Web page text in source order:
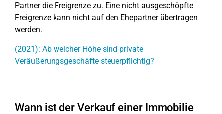
Partner die Freigrenze zu. Eine nicht ausgeschöpfte
Freigrenze kann nicht auf den Ehepartner übertragen
werden.
(2021): Ab welcher Höhe sind private
Veräußerungsgeschäfte steuerpflichtig?
Wann ist der Verkauf einer Immobilie